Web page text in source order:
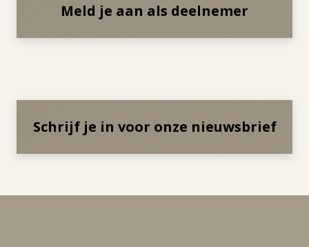
Meld je aan als deelnemer
Schrijf je in voor onze nieuwsbrief